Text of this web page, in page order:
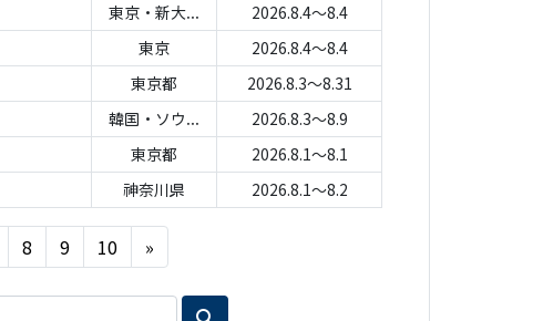
東京・新大...
2026.8.4～8.4
東京
2026.8.4～8.4
東京都
2026.8.3～8.31
韓国・ソウ...
2026.8.3～8.9
東京都
2026.8.1～8.1
神奈川県 2026.8.1～8.2
8 9 10 »